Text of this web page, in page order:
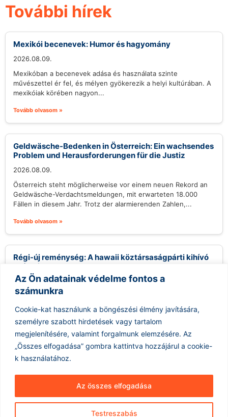
Az Ön adatainak védelme fontos a
számunkra
Cookie-kat használunk a böngészési élmény javítására,
személyre szabott hirdetések vagy tartalom
megjelenítésére, valamint forgalmunk elemzésére. Az
„Összes elfogadása” gombra kattintva hozzájárul a cookie-
k használatához.
Testreszabás
Az összes elfogadása
További hírek
Mexikói becenevek: Humor és hagyomány
2026.08.09.
Mexikóban a becenevek adása és használata szinte
művészettel ér fel, és mélyen gyökerezik a helyi kultúrában. A
mexikóiak körében nagyon...
Tovább olvasom »
Geldwäsche-Bedenken in Österreich: Ein wachsendes
Problem und Herausforderungen für die Justiz
2026.08.09.
Österreich steht möglicherweise vor einem neuen Rekord an
Geldwäsche-Verdachtsmeldungen, mit erwarteten 18.000
Fällen in diesem Jahr. Trotz der alarmierenden Zahlen,...
Tovább olvasom »
Régi-új reménység: A hawaii köztársaságpárti kihívó
esélyei
2026.08.09.
Gary Cordery, aki egy helyi építőipari vállalkozóból vált
politikussá, megnyerte a Republikánus Párt hawaii kormányzói
jelölését, és most a demokrata...
Tovább olvasom »